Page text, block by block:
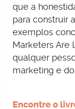
que a
para construir
exemplos
Marketers Are
qualquer
marketing e
Encontre o